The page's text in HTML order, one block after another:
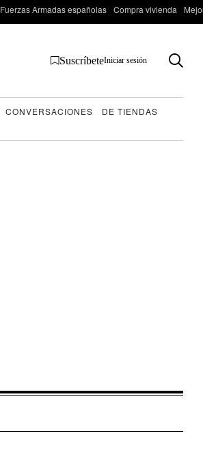
Fuerzas Armadas españolas Compra vivienda
SuscríbeteIniciar sesión
CONVERSACIONES
DE TIENDAS